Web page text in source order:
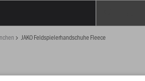
JAKO Feldspielerhandschuhe Fleece